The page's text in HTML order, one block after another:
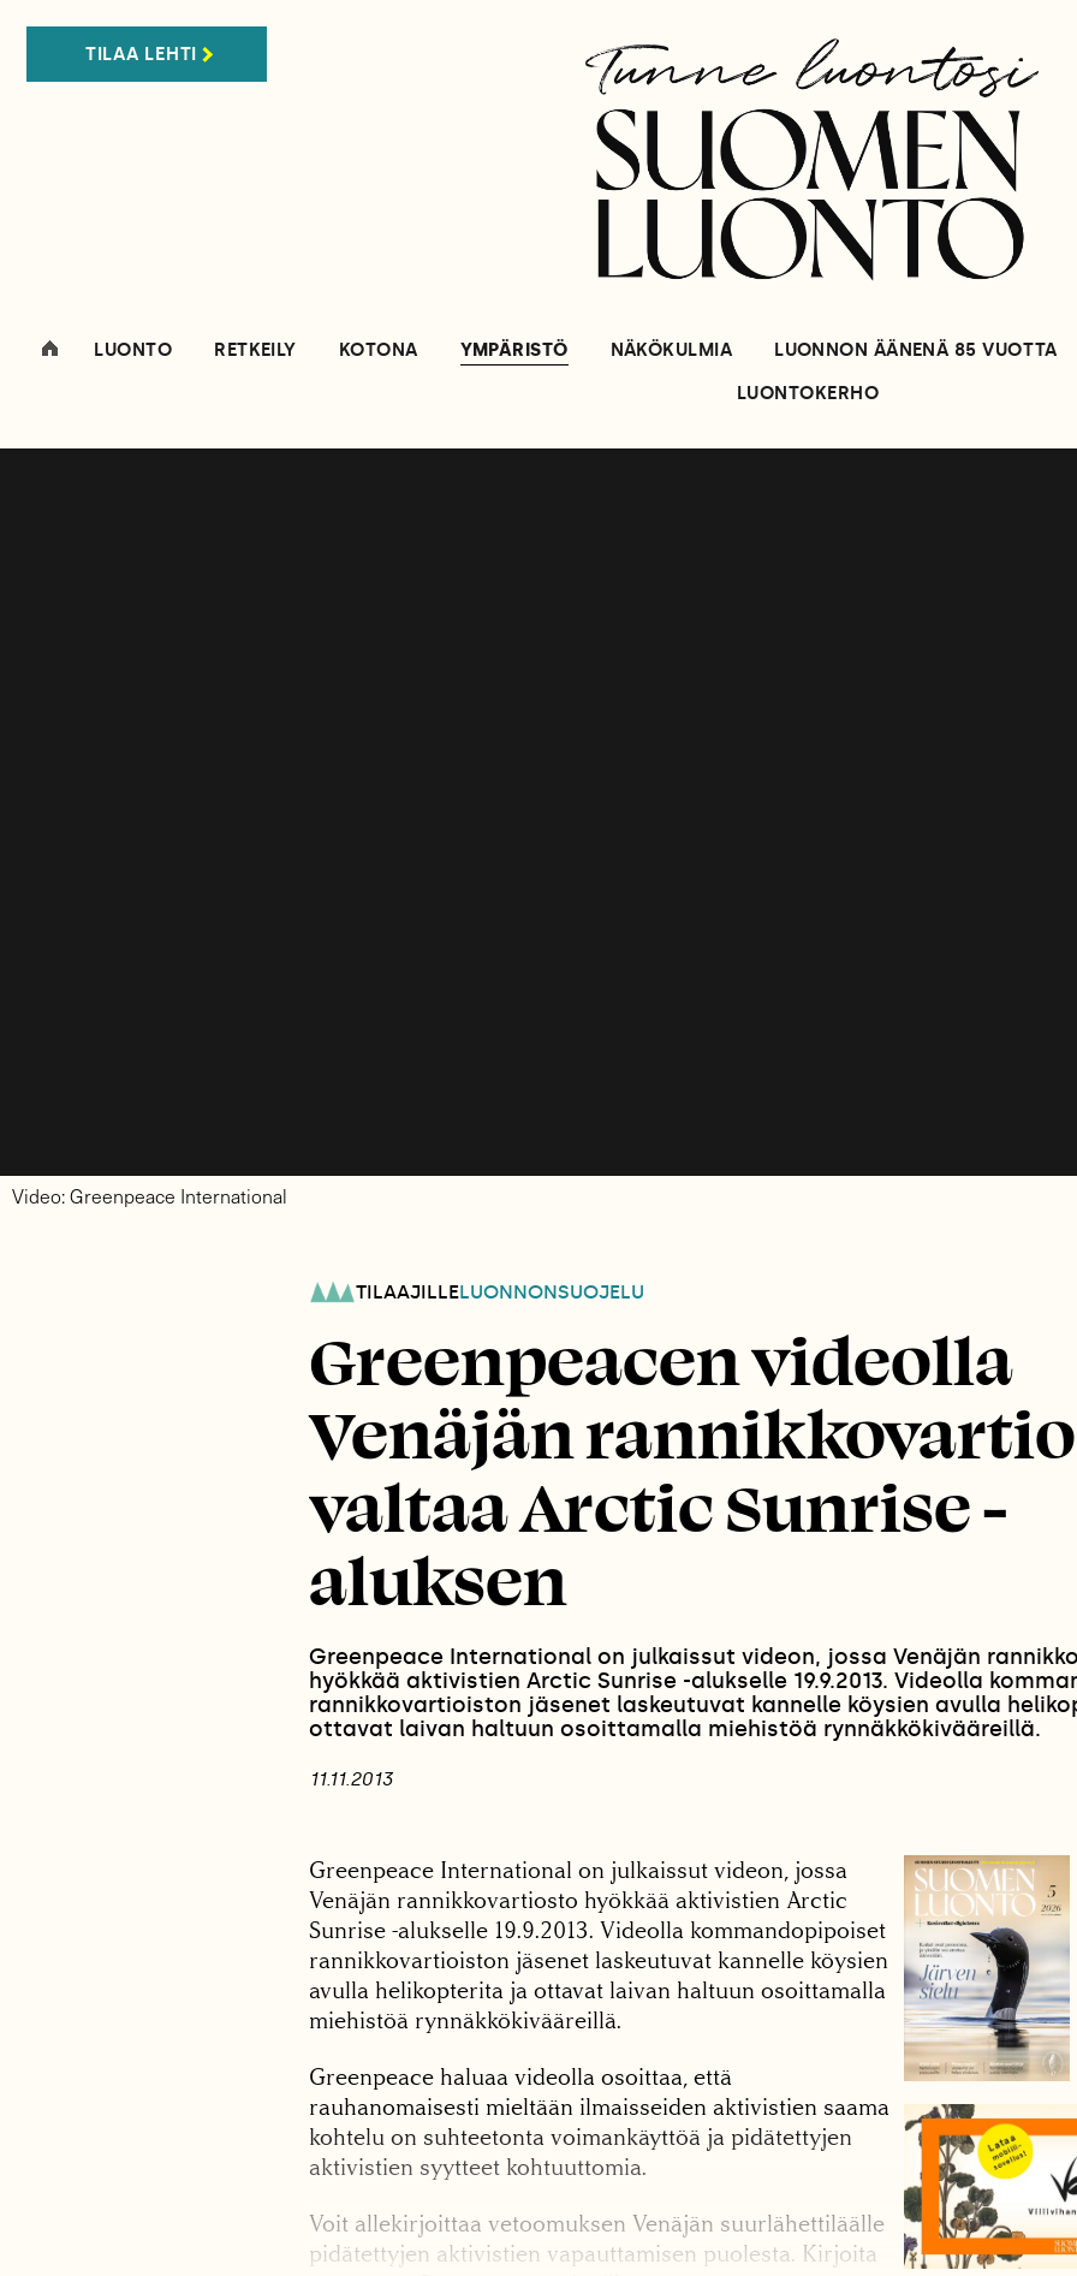
TILAA LEHTI
LUONTO RETKEILY KOTONA YMPÄRISTÖ NÄKÖKULMIA
LUONNON ÄÄNENÄ 85 VUOTTA
LUONTOKERHO
Video: Greenpeace International
TILAAJILLELUONNONSUOJELU
Greenpeacen videolla
Venäjän
valtaa Arctic Sunrise -
aluksen
Greenpeace International on julkaissut videon, jossa Venäjän
hyökkää aktivistien Arctic Sunrise -alukselle 19.9.2013. Videolla
rannikkovartioiston jäsenet laskeutuvat kannelle köysien avulla
ottavat laivan haltuun osoittamalla miehistöä rynnäkkökivääreillä.
11.11.2013
Greenpeace International on julkaissut videon, jossa
Venäjän rannikkovartiosto hyökkää aktivistien Arctic
Sunrise -alukselle 19.9.2013. Videolla kommandopipoiset
rannikkovartioiston jäsenet laskeutuvat kannelle köysien
avulla helikopterita ja ottavat laivan haltuun osoittamalla
miehistöä rynnäkkökivääreillä.
Greenpeace haluaa videolla osoittaa, että
rauhanomaisesti mieltään ilmaisseiden aktivistien saama
kohtelu on suhteetonta voimankäyttöä ja pidätettyjen
aktivistien syytteet kohtuuttomia.
Voit allekirjoittaa vetoomuksen Venäjän suurlähettiläälle
pidätettyjen aktivistien vapauttamisen puolesta. Kirjoita